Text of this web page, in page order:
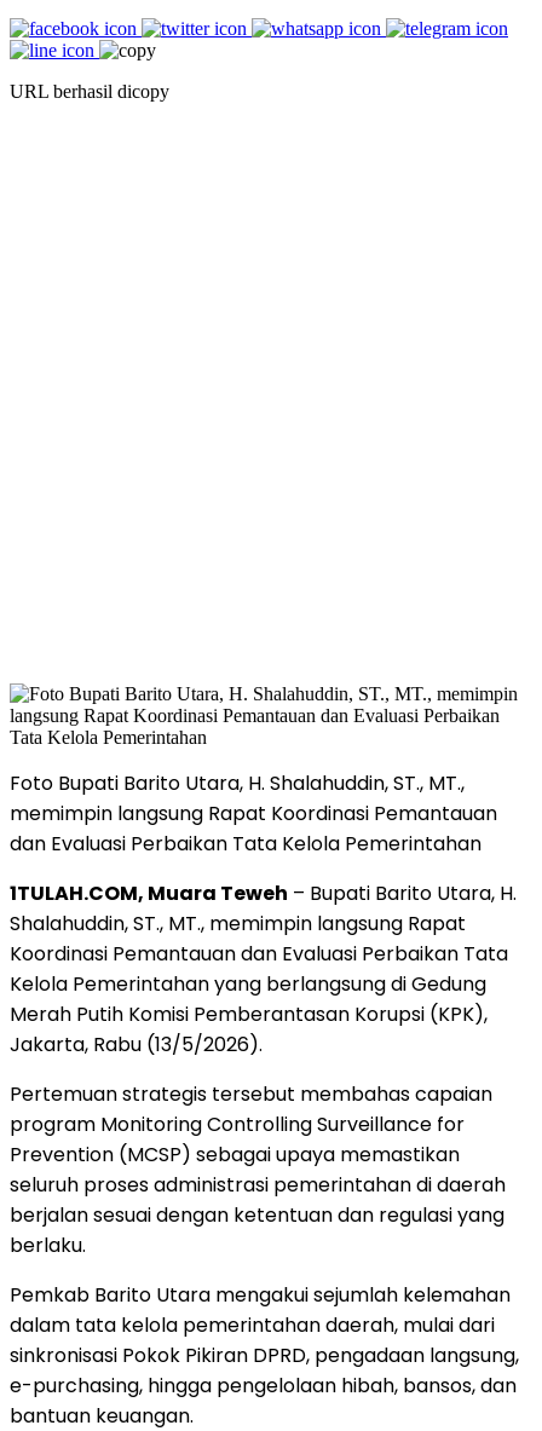
URL berhasil dicopy
Foto Bupati Barito Utara, H. Shalahuddin, ST., MT.,
memimpin langsung Rapat Koordinasi Pemantauan
dan Evaluasi Perbaikan Tata Kelola Pemerintahan
1TULAH.COM, Muara Teweh – Bupati Barito Utara, H.
Shalahuddin, ST., MT., memimpin langsung Rapat
Koordinasi Pemantauan dan Evaluasi Perbaikan Tata
Kelola Pemerintahan yang berlangsung di Gedung
Merah Putih Komisi Pemberantasan Korupsi (KPK),
Jakarta, Rabu (13/5/2026).
Pertemuan strategis tersebut membahas capaian
program Monitoring Controlling Surveillance for
Prevention (MCSP) sebagai upaya memastikan
seluruh proses administrasi pemerintahan di daerah
berjalan sesuai dengan ketentuan dan regulasi yang
berlaku.
Pemkab Barito Utara mengakui sejumlah kelemahan
dalam tata kelola pemerintahan daerah, mulai dari
sinkronisasi Pokok Pikiran DPRD, pengadaan langsung,
e-purchasing, hingga pengelolaan hibah, bansos, dan
bantuan keuangan.